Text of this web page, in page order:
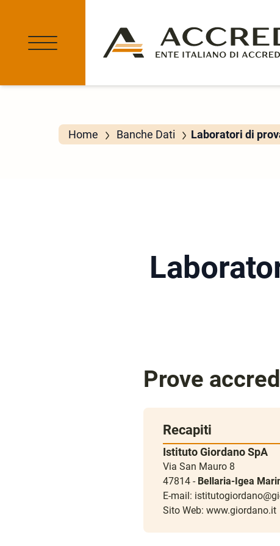
Home Banche Dati Laboratori di
Prove
Recapiti
Istituto Giordano SpA
Via San Mauro 8
47814 - Bellaria-Igea
E-mail:
Sito Web: www.giordano.it